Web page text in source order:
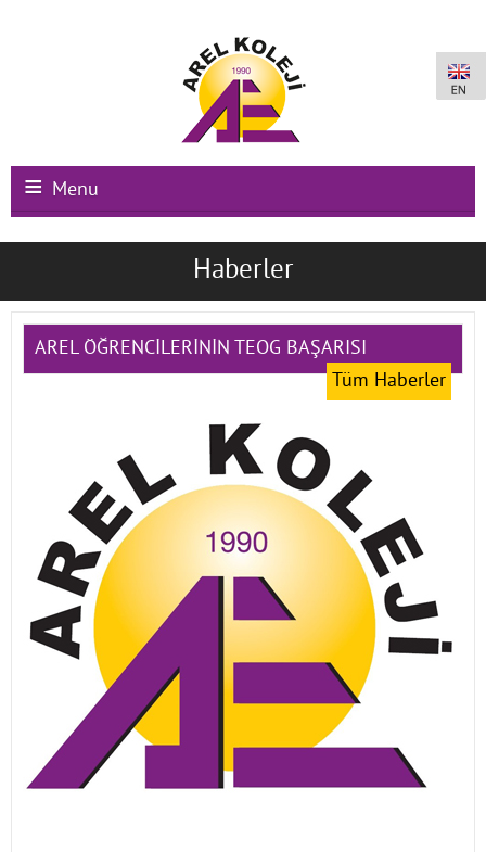
Menu
Ana Sayfa
Okullarımız
Kayıt-Kabul
Haberler
AREL ÖĞRENCİLERİNİN TEOG BAŞARISI
Tüm Haberler